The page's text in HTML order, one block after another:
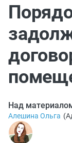
07.08
отношений#новости
Над
Алешина Ольга (